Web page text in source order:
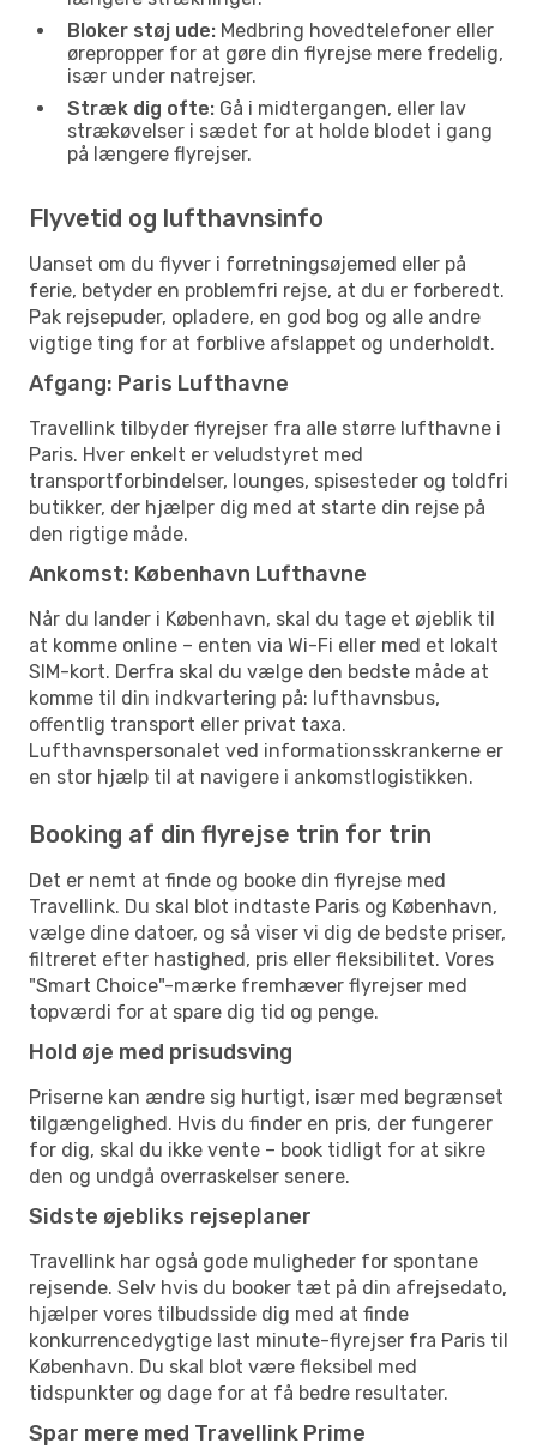
Bloker støj ude: Medbring hovedtelefoner eller
ørepropper for at gøre din flyrejse mere fredelig,
især under natrejser.
Stræk dig ofte: Gå i midtergangen, eller lav
strækøvelser i sædet for at holde blodet i gang
på længere flyrejser.
Flyvetid og lufthavnsinfo
Uanset om du flyver i forretningsøjemed eller på
ferie, betyder en problemfri rejse, at du er forberedt.
Pak rejsepuder, opladere, en god bog og alle andre
vigtige ting for at forblive afslappet og underholdt.
Afgang: Paris Lufthavne
Travellink tilbyder flyrejser fra alle større lufthavne i
Paris. Hver enkelt er veludstyret med
transportforbindelser, lounges, spisesteder og toldfri
butikker, der hjælper dig med at starte din rejse på
den rigtige måde.
Ankomst: København Lufthavne
Når du lander i København, skal du tage et øjeblik til
at komme online – enten via Wi-Fi eller med et lokalt
SIM-kort. Derfra skal du vælge den bedste måde at
komme til din indkvartering på: lufthavnsbus,
offentlig transport eller privat taxa.
Lufthavnspersonalet ved informationsskrankerne er
en stor hjælp til at navigere i ankomstlogistikken.
Booking af din flyrejse trin for trin
Det er nemt at finde og booke din flyrejse med
Travellink. Du skal blot indtaste Paris og København,
vælge dine datoer, og så viser vi dig de bedste priser,
filtreret efter hastighed, pris eller fleksibilitet. Vores
"Smart Choice"-mærke fremhæver flyrejser med
topværdi for at spare dig tid og penge.
Hold øje med prisudsving
Priserne kan ændre sig hurtigt, især med begrænset
tilgængelighed. Hvis du finder en pris, der fungerer
for dig, skal du ikke vente – book tidligt for at sikre
den og undgå overraskelser senere.
Sidste øjebliks rejseplaner
Travellink har også gode muligheder for spontane
rejsende. Selv hvis du booker tæt på din afrejsedato,
hjælper vores tilbudsside dig med at finde
konkurrencedygtige last minute-flyrejser fra Paris til
København. Du skal blot være fleksibel med
tidspunkter og dage for at få bedre resultater.
Spar mere med Travellink Prime